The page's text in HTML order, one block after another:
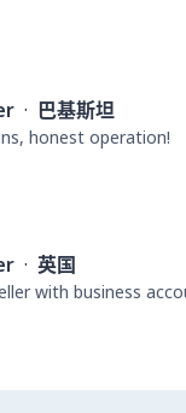
· 巴基斯坦
honest operation!
· 英国
with business